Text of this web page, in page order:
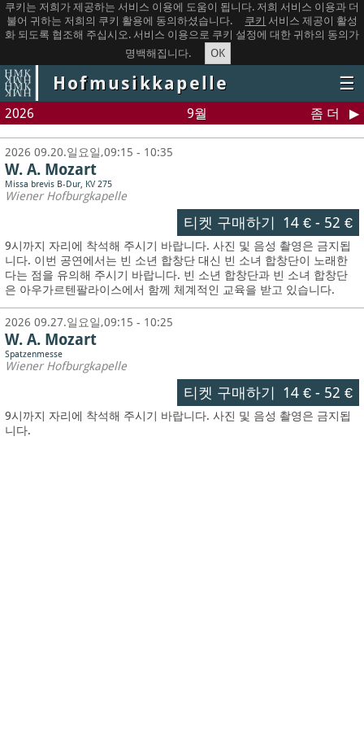
쿠키는 저희가 제공하는 서비스 이용에 도움이 됩니다. 저희 서비스 이용과 더
불어 귀하는 저희의 쿠키 활용에 동의하셨습니다.
쿠키 서비스 제공이 활성
화 되도록 협조해 주십시오. 서비스 이용으로 쿠키 설정에 대한 귀하의 동의가
명백해집니다.
OK
Hofmusikkapelle ☰
2026 9월 좀 더
2026 09.20.일요일,09:15 - 10:35
W. A. Mozart
Missa brevis B-Dur, KV 275
Wiener Hofburgkapelle
티켓 구매하기 14 €- 52 €
9시까지 자리에 착석해 주시기 바랍니다. 사진 및 음성 촬영은 금지됩
니다. 이번 공연에서는 빈 소년 합창단 대신 빈 소녀 합창단이 노래한
다는 점을 유의해 주시기 바랍니다. 빈 소년 합창단과 빈 소녀 합창단
은 아우가르텐팔라이스에서 함께 체계적인 교육을 받고 있습니다.
2026 09.27.일요일,09:15 - 10:25
W. A. Mozart
Spatzenmesse
Wiener Hofburgkapelle
티켓 구매하기 14 €- 52 €
9시까지 자리에 착석해 주시기 바랍니다. 사진 및 음성 촬영은 금지됩
니다.